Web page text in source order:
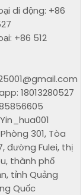
di động: +86
+86 512
18013280527
301, Tòa
đường Fulei, thị
thành phố
tỉnh Quảng
Quốc